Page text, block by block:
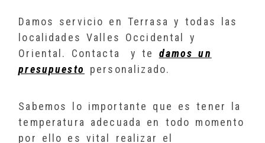
Damos servicio en Terrasa y todas las
localidades Valles Occidental y
Oriental. Contacta y te damos un
presupuesto
personalizado.
Sabemos lo importante que es tener la
temperatura adecuada en todo momento
por ello es vital realizar el